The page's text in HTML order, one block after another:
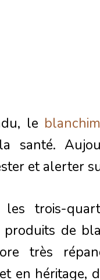
le
santé.
et alerter
trois-
de
très
en héritage,